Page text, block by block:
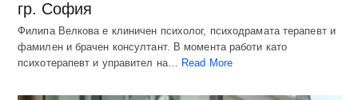
гр. София
Филипа Велкова е клиничен психолог, психодрамата терапевт и
фамилен и брачен консултант. В момента работи като
психотерапевт и управител на…
Read More